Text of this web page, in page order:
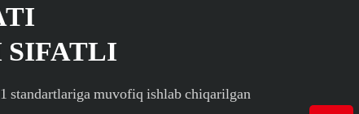
SIFATLI
standartlariga muvofiq ishlab chiqarilgan